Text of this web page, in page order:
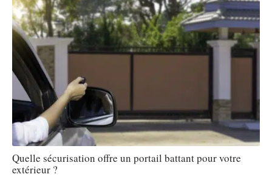
Quelle sécurisation offre un portail battant pour votre
extérieur ?